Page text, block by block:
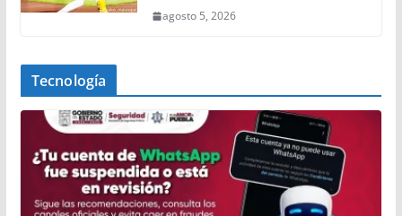
agosto 5, 2026
Tecnología